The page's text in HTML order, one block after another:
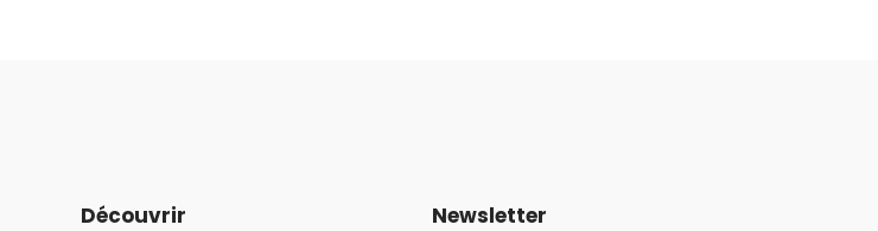
Découvrir Newsletter